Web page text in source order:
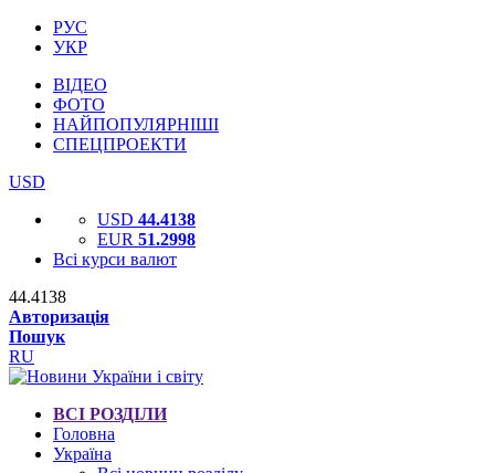
РУС
УКР
ВІДЕО
ФОТО
НАЙПОПУЛЯРНІШІ
СПЕЦПРОЕКТИ
USD
USD 44.4138
EUR 51.2998
Всі курси валют
44.4138
Авторизація
Пошук
RU
ВСІ РОЗДІЛИ
Головна
Україна